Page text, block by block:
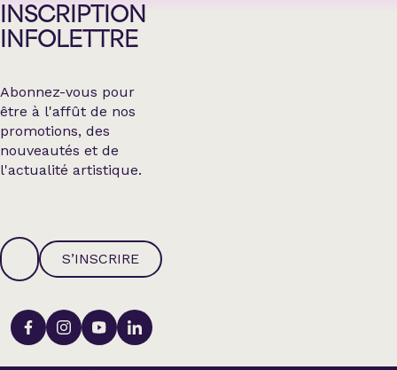
INSCRIPTION
INFOLETTRE
Abonnez-vous pour
être à l'affût de nos
promotions, des
nouveautés et de
l'actualité artistique.
S’INSCRIRE